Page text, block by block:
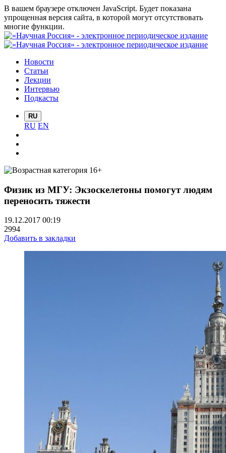
В вашем браузере отключен JavaScript. Будет показана
упрощенная версия сайта, в которой могут отсутствовать
многие функции.
Новости
Статьи
Лекции
Интервью
Подкасты
RU
RU EN
Физик из МГУ: Экзоскелетоны помогут людям
переносить тяжести
19.12.2017 00:19
2994
Добавить в закладки